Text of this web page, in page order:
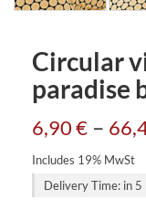
Circular
paradise
6,90€ –
Includes 19% MwSt
Delivery Time: in